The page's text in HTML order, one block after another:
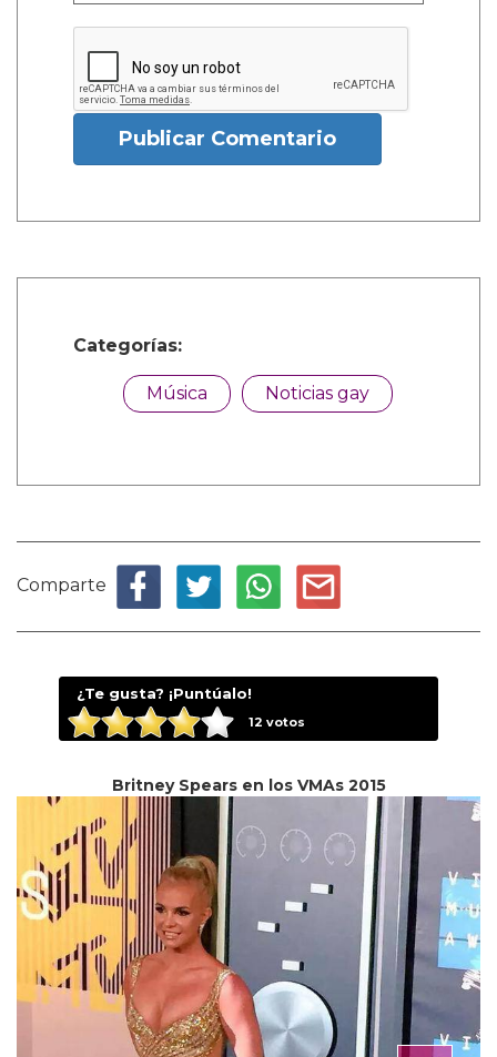
Publicar Comentario
Categorías:
Música Noticias gay
Comparte
¿Te gusta? ¡Puntúalo!
12 votos
Britney Spears en los VMAs 2015